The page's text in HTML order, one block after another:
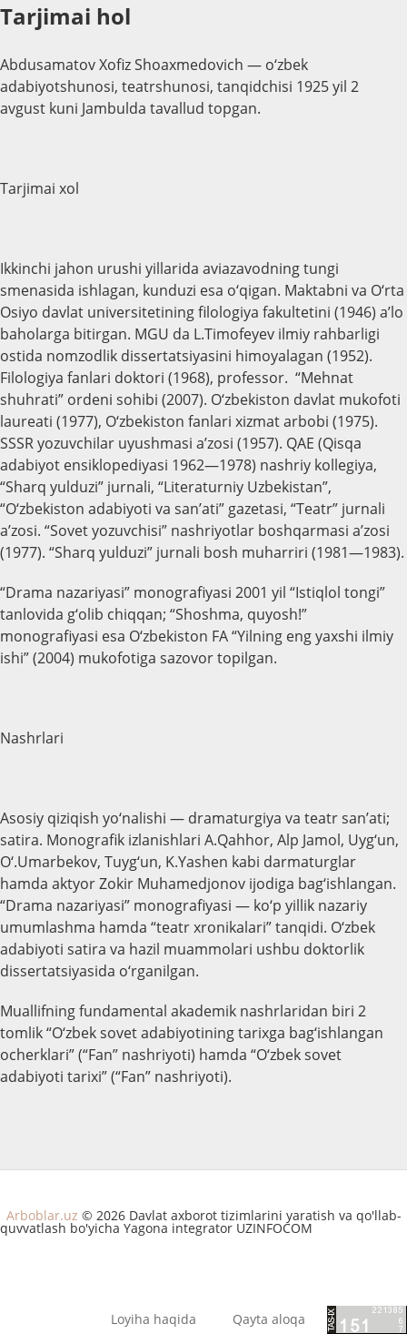
Tarjimai hol
Abdusamatov Xofiz Shoaxmedovich — o‘zbek
adabiyotshunosi, teatrshunosi, tanqidchisi 1925 yil 2
avgust kuni Jambulda tavallud topgan.
Tarjimai xol
Ikkinchi jahon urushi yillarida aviazavodning tungi
smenasida ishlagan, kunduzi esa o‘qigan. Maktabni va O‘rta
Osiyo davlat universitetining filologiya fakultetini (1946) a’lo
baholarga bitirgan. MGU da L.Timofeyev ilmiy rahbarligi
ostida nomzodlik dissertatsiyasini himoyalagan (1952).
Filologiya fanlari doktori (1968), professor. “Mehnat
shuhrati” ordeni sohibi (2007). O‘zbekiston davlat mukofoti
laureati (1977), O‘zbekiston fanlari xizmat arbobi (1975).
SSSR yozuvchilar uyushmasi a’zosi (1957). QAE (Qisqa
adabiyot ensiklopediyasi 1962—1978) nashriy kollegiya,
“Sharq yulduzi” jurnali, “Literaturniy Uzbekistan”,
“O‘zbekiston adabiyoti va san’ati” gazetasi, “Teatr” jurnali
a’zosi. “Sovet yozuvchisi” nashriyotlar boshqarmasi a’zosi
(1977). “Sharq yulduzi” jurnali bosh muharriri (1981—1983).
“Drama nazariyasi” monografiyasi 2001 yil “Istiqlol tongi”
tanlovida g‘olib chiqqan; “Shoshma, quyosh!”
monografiyasi esa O‘zbekiston FA “Yilning eng yaxshi ilmiy
ishi” (2004) mukofotiga sazovor topilgan.
Nashrlari
Asosiy qiziqish yo‘nalishi — dramaturgiya va teatr san’ati;
satira. Monografik izlanishlari A.Qahhor, Alp Jamol, Uyg‘un,
O‘.Umarbekov, Tuyg‘un, K.Yashen kabi darmaturglar
hamda aktyor Zokir Muhamedjonov ijodiga bag‘ishlangan.
“Drama nazariyasi” monografiyasi — ko‘p yillik nazariy
umumlashma hamda “teatr xronikalari” tanqidi. O‘zbek
adabiyoti satira va hazil muammolari ushbu doktorlik
dissertatsiyasida o‘rganilgan.
Muallifning fundamental akademik nashrlaridan biri 2
tomlik “O‘zbek sovet adabiyotining tarixga bag‘ishlangan
ocherklari” (“Fan” nashriyoti) hamda “O‘zbek sovet
adabiyoti tarixi” (“Fan” nashriyoti).
Arboblar.uz © 2026 Davlat axborot tizimlarini yaratish va qo'llab-
quvvatlash bo'yicha Yagona integrator UZINFOCOM
Loyiha haqida Qayta aloqa